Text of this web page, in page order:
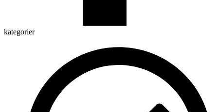
kategorier